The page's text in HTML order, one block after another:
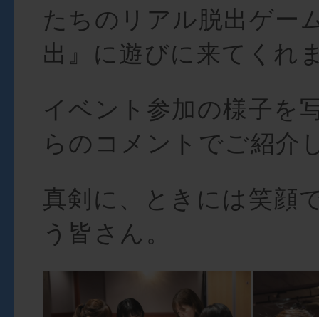
たちのリアル脱出ゲー
出』に遊びに来てくれ
イベント参加の様子を
らのコメントでご紹介
真剣に、ときには笑顔
う皆さん。